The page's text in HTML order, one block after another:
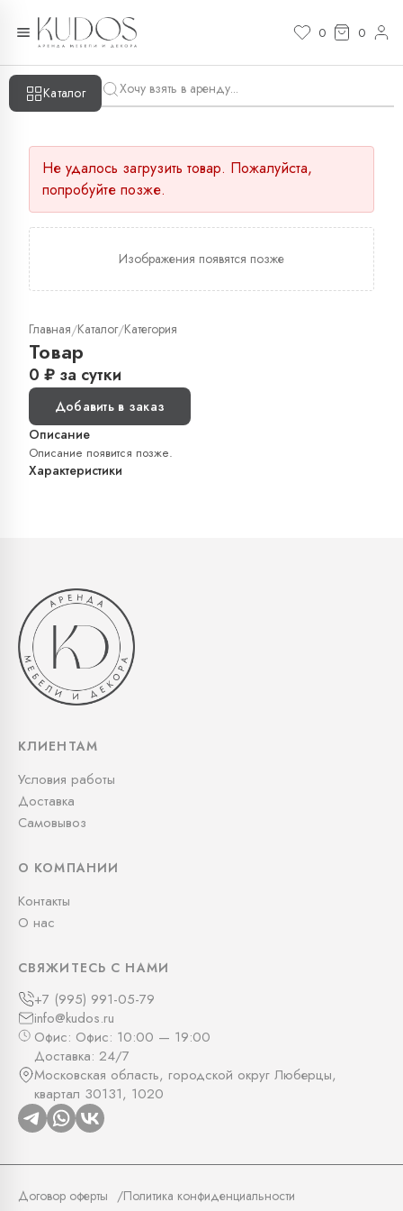
0 0
Каталог
Не удалось загрузить товар. Пожалуйста,
попробуйте позже.
Изображения появятся позже
Главная/Каталог/Категория
Товар
0 ₽ за сутки
Добавить в заказ
Описание
Описание появится позже.
Характеристики
КЛИЕНТАМ
Условия работы
Доставка
Самовывоз
О КОМПАНИИ
Контакты
О нас
СВЯЖИТЕСЬ С НАМИ
+7 (995) 991-05-79
info@kudos.ru
Офис: Офис: 10:00 — 19:00
Доставка: 24/7
Московская область, городской округ Люберцы,
квартал 30131, 1020
Договор оферты Политика конфиденциальности